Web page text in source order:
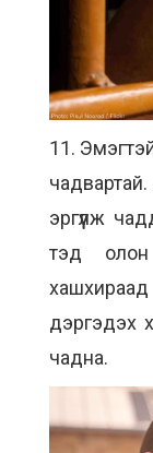
11. Эмэгтэй
эргүүлж
тэд
дэргэдэх
чадна.